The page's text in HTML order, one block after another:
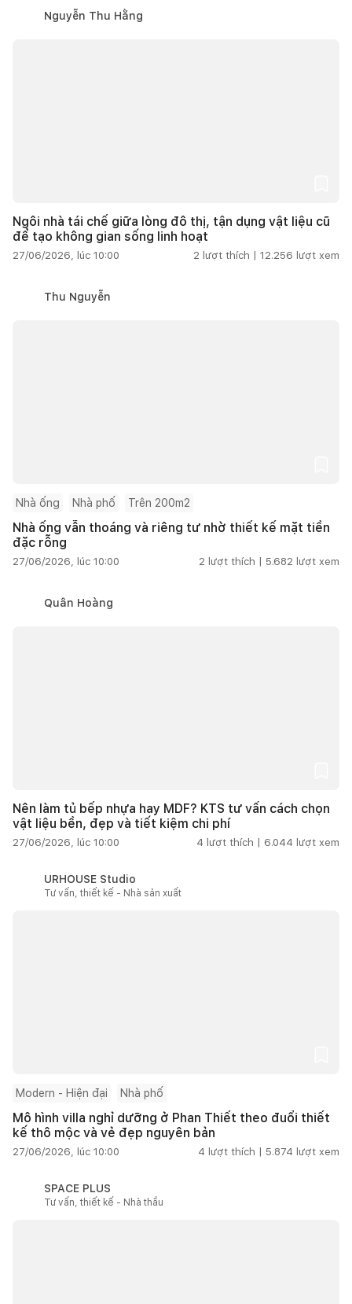
Nguyễn Thu Hằng
Ngôi nhà tái chế giữa lòng đô thị, tận dụng vật liệu cũ
để tạo không gian sống linh hoạt
27/06/2026, lúc 10:00 2 lượt thích | 12.256 lượt xem
Thu Nguyễn
Nhà ống Nhà phố Trên 200m2
Nhà ống vẫn thoáng và riêng tư nhờ thiết kế mặt tiền
đặc rỗng
27/06/2026, lúc 10:00 2 lượt thích | 5.682 lượt xem
Quân Hoàng
Nên làm tủ bếp nhựa hay MDF? KTS tư vấn cách chọn
vật liệu bền, đẹp và tiết kiệm chi phí
27/06/2026, lúc 10:00 4 lượt thích | 6.044 lượt xem
URHOUSE Studio
Tư vấn, thiết kế - Nhà sản xuất
Modern - Hiện đại Nhà phố
Mô hình villa nghỉ dưỡng ở Phan Thiết theo đuổi thiết
kế thô mộc và vẻ đẹp nguyên bản
27/06/2026, lúc 10:00 4 lượt thích | 5.874 lượt xem
SPACE PLUS
Tư vấn, thiết kế - Nhà thầu